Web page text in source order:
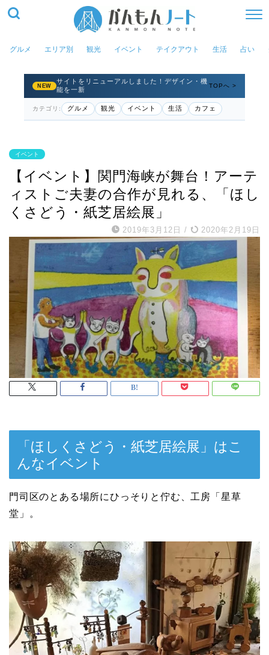
グルメ エリア別 観光 イベント テイクアウト 生活 占い
NEW
サイトをリニューアルしました！デザイン・機
能を一新
TOPへ >
カテゴリ: グルメ 観光 イベント 生活 カフェ
イベント
【イベント】関門海峡が舞台！アーテ
ィストご夫妻の合作が見れる、「ほし
くさどう・紙芝居絵展」
2019年3月12日 / 2020年2月19日
「ほしくさどう・紙芝居絵展」はこ
んなイベント
門司区のとある場所にひっそりと佇む、工房「星草
堂」。